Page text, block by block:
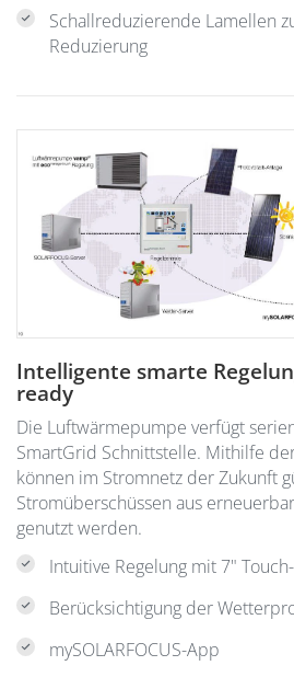
Schallreduzierende Lamellen
Reduzierung
Intelligente smarte
ready
Die Luftwärmepumpe verfügt
SmartGrid Schnittstelle. Mithilfe
können im Stromnetz der Zukunft
Stromüberschüssen aus
genutzt werden.
Intuitive Regelung mit 7"
Berücksichtigung der
mySOLARFOCUS-App